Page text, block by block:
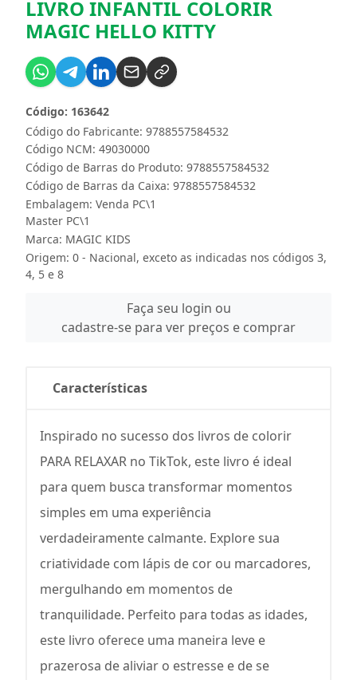
LIVRO INFANTIL COLORIR
MAGIC HELLO KITTY
Código do Fabricante: 9788557584532
Código: 163642
Código NCM: 49030000
Código de Barras do Produto: 9788557584532
Código de Barras da Caixa: 9788557584532
Embalagem: Venda PC\1
Master PC\1
Marca: MAGIC KIDS
Origem: 0 - Nacional, exceto as indicadas nos códigos 3,
4, 5 e 8
Faça seu login ou
cadastre-se para ver preços e comprar
Características
Inspirado no sucesso dos livros de colorir
PARA RELAXAR no TikTok, este livro é ideal
para quem busca transformar momentos
simples em uma experiência
verdadeiramente calmante. Explore sua
criatividade com lápis de cor ou marcadores,
mergulhando em momentos de
tranquilidade. Perfeito para todas as idades,
este livro oferece uma maneira leve e
prazerosa de aliviar o estresse e de se